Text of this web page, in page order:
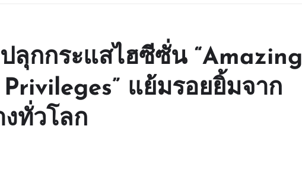
ลุกกระแสไฮซีซั่น “Amazing
แย้มรอยยิ้มจาก
ทั่วโลก